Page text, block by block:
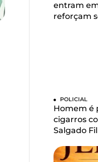
entram
reforçam
POLICIAL
Homem é
cigarros
Salgado